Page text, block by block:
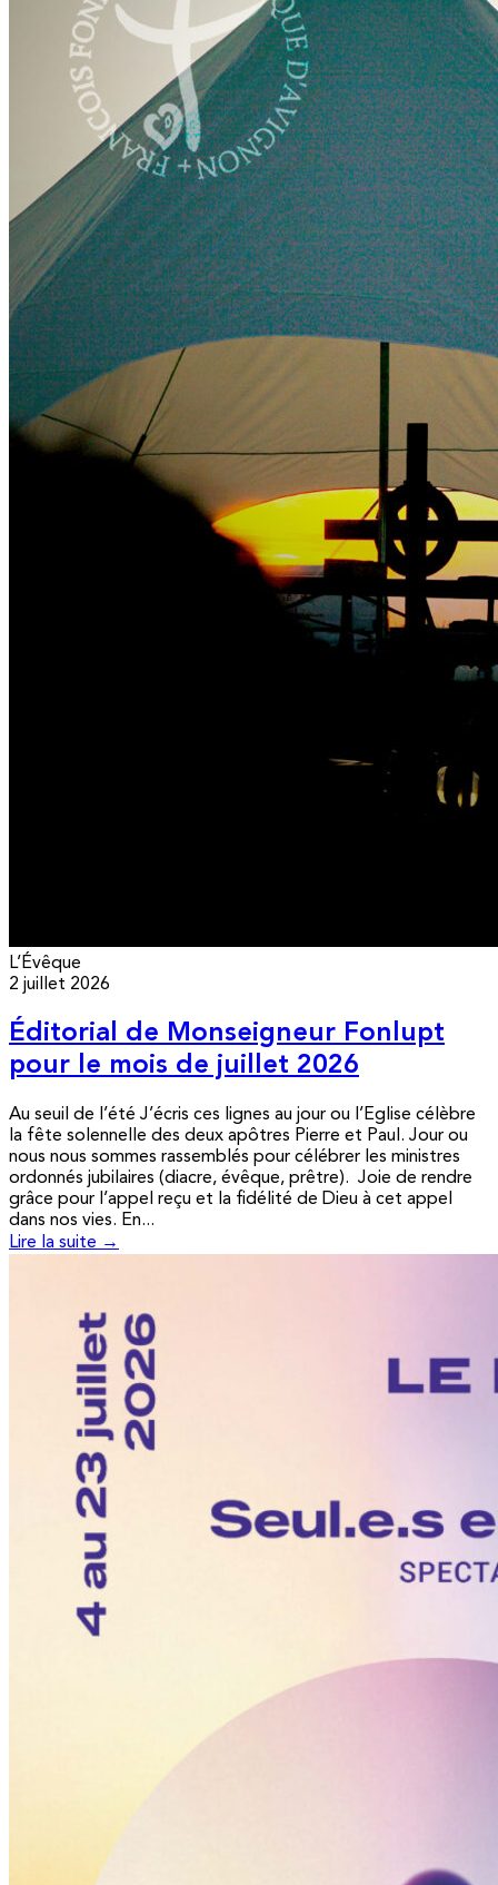
L’Évêque
2 juillet 2026
Éditorial de Monseigneur Fonlupt
pour le mois de juillet 2026
Au seuil de l’été J’écris ces lignes au jour ou l’Eglise célèbre
la fête solennelle des deux apôtres Pierre et Paul. Jour ou
nous nous sommes rassemblés pour célébrer les ministres
ordonnés jubilaires (diacre, évêque, prêtre). Joie de rendre
grâce pour l’appel reçu et la fidélité de Dieu à cet appel
dans nos vies. En...
Lire la suite →